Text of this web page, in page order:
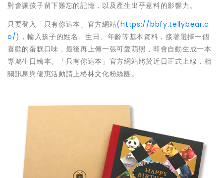
對會讓孩子留下難忘的記憶，以及產生出乎意料的影響力。
只要登入「只有你這本」官方網站(https://bbfy.tellybear.c
o/)，輸入孩子的姓名、生日、年齡等基本資料，接著選擇一個
喜歡的蛋糕口味，最後再上傳一張可愛萌照，即會自動生成一本
專屬生日繪本。「只有你這本」官方網站將於近日正式上線，相
關訊息與優惠活動請上格林文化粉絲團。